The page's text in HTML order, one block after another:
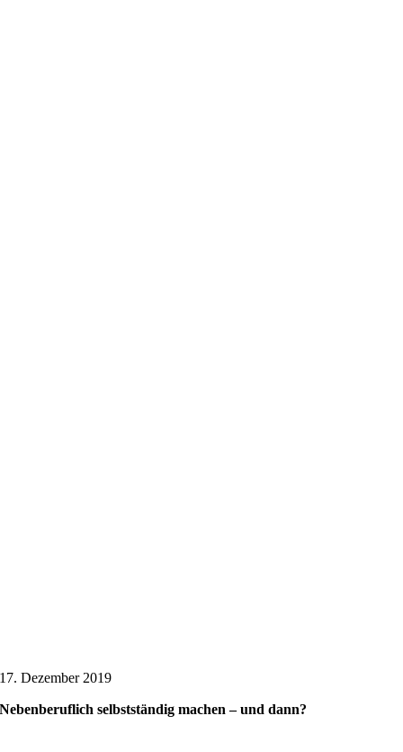
17. Dezember 2019
Nebenberuflich selbstständig machen – und dann?